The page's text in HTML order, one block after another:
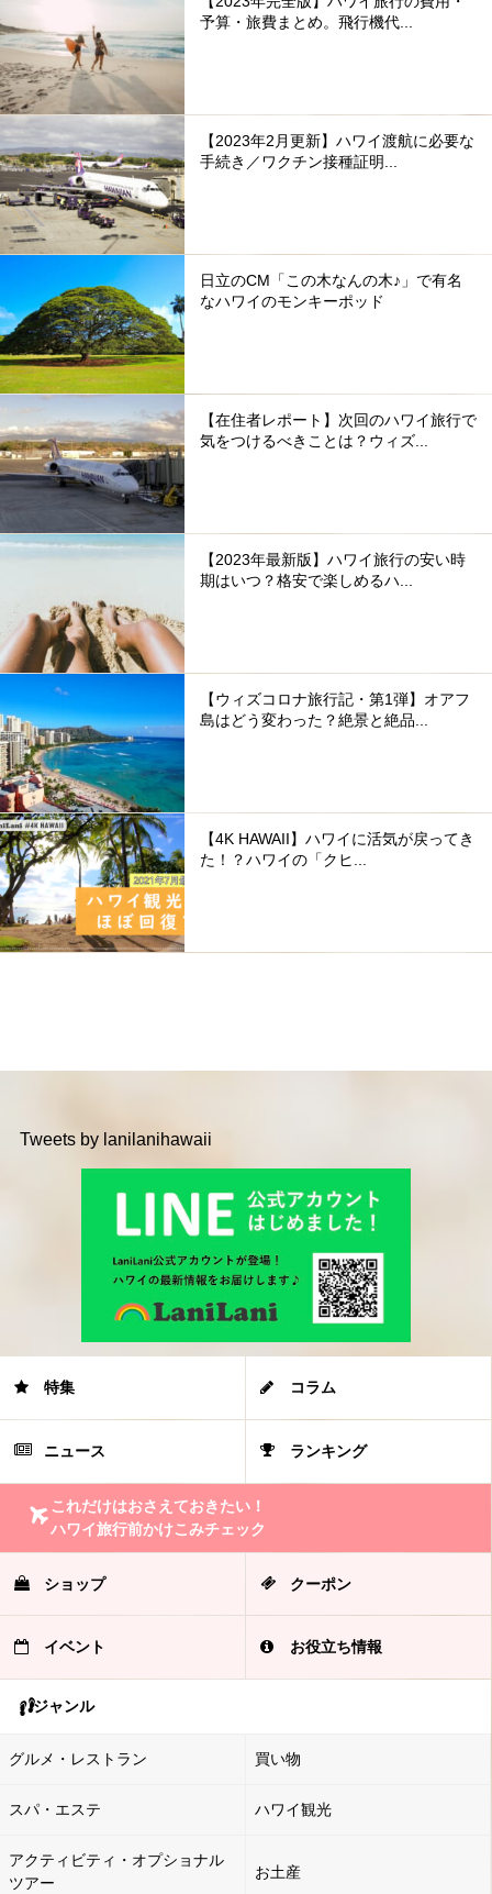
予算・旅費まとめ。飛行機代...
【2023年2月更新】ハワイ渡航に必要な
手続き／ワクチン接種証明...
日立のCM「この木なんの木♪」で有名
なハワイのモンキーポッド
【在住者レポート】次回のハワイ旅行で
気をつけるべきことは？ウィズ...
【2023年最新版】ハワイ旅行の安い時
期はいつ？格安で楽しめるハ...
【ウィズコロナ旅行記・第1弾】オアフ
島はどう変わった？絶景と絶品...
【4K HAWAII】ハワイに活気が戻ってき
た！？ハワイの「クヒ...
Tweets by lanilanihawaii
特集 コラム
ニュース ランキング
これだけはおさえておきたい！
ハワイ旅行前かけこみチェック
ショップ クーポン
イベント お役立ち情報
ジャンル
グルメ・レストラン 買い物
スパ・エステ ハワイ観光
アクティビティ・オプショナル
ツアー
お土産